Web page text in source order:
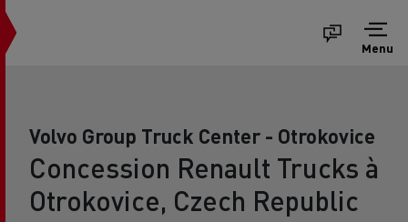
Menu
Volvo Group Truck Center - Otrokovice
Concession Renault Trucks à
Otrokovice, Czech Republic